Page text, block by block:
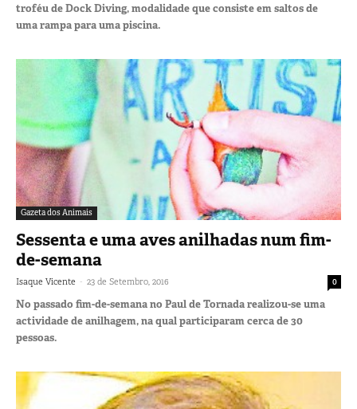
troféu de Dock Diving, modalidade que consiste em saltos de
uma rampa para uma piscina.
Gazeta dos Animais
Sessenta e uma aves anilhadas num fim-
de-semana
Isaque Vicente - 23 de Setembro, 2016 0
No passado fim-de-semana no Paul de Tornada realizou-se uma
actividade de anilhagem, na qual participaram cerca de 30
pessoas.